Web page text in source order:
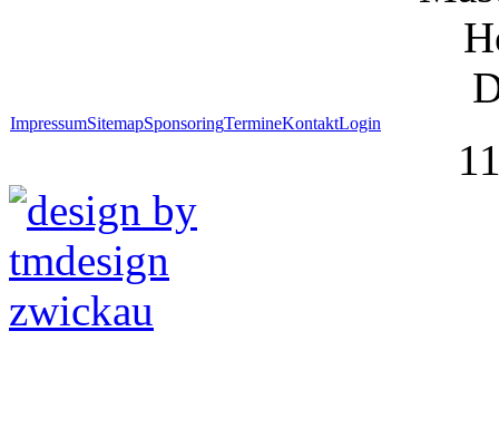
ImpressumSitemapSponsoringTermineKontaktLogin